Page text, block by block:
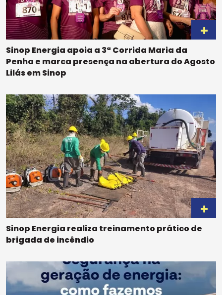
Sinop Energia apoia a 3ª Corrida Maria da
Penha e marca presença na abertura do Agosto
Lilás em Sinop
Sinop Energia realiza treinamento prático de
brigada de incêndio